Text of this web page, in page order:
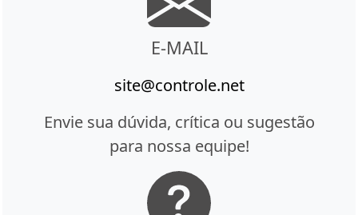
E-MAIL
site@controle.net
Envie sua dúvida, crítica ou sugestão
para nossa equipe!